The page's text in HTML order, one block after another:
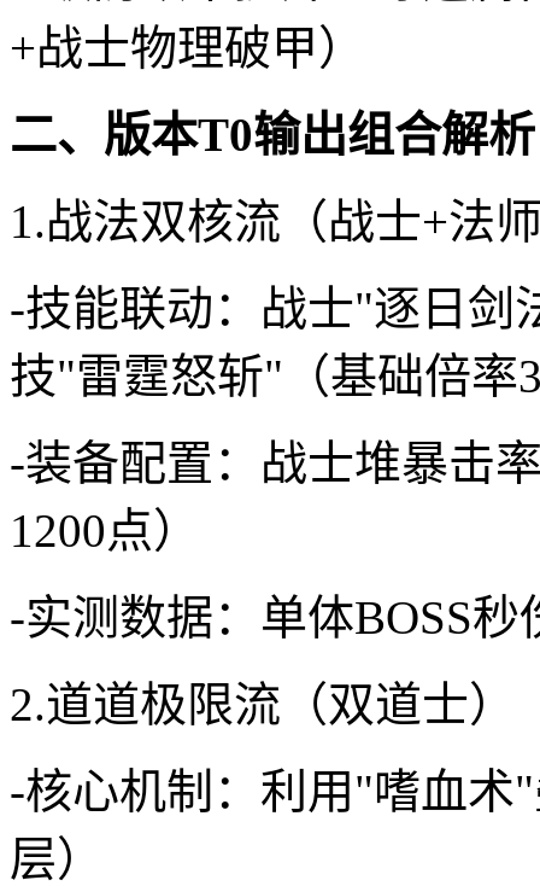
+战士物理破甲）
二、版本T0输出组合解析
1.战法双核流（战士+法
-技能联动：战士"逐日
技"雷霆怒斩"（基础倍率
-装备配置：战士堆暴击
1200点）
-实测数据：单体BOSS
2.道道极限流（双道士）
-核心机制：利用"嗜血术
层）